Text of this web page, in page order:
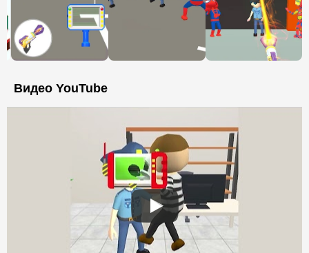
Видео YouTube